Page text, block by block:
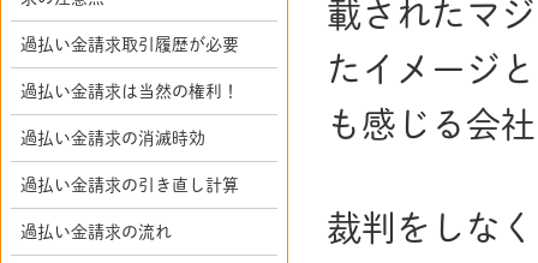
載されたマ
たイメージ
も感じる会
裁判をしな
過払い金請求取引履歴が必要
過払い金請求は当然の権利！
過払い金請求の消滅時効
過払い金請求の引き直し計算
過払い金請求の流れ